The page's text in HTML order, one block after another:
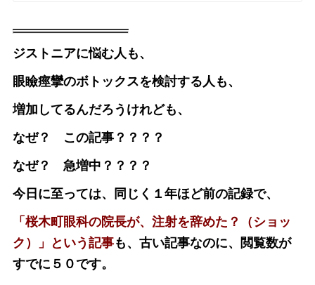
ジストニアに悩む人も、
眼瞼痙攣のボトックスを検討する人も、
増加してるんだろうけれども、
なぜ？ この記事？？？？
なぜ？ 急増中？？？？
今日に至っては、同じく１年ほど前の記録で、
「桜木町眼科の院長が、注射を辞めた？（ショッ
ク）」という記事も、古い記事なのに、閲覧数が
すでに５０です。